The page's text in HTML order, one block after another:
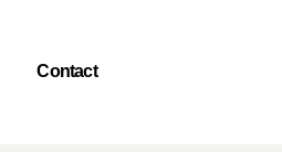
Contact